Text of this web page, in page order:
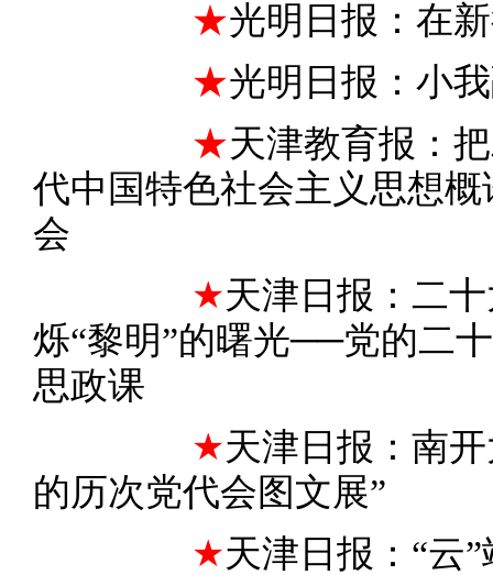
★光明日报：在
★光明日报：小
★天津教育报：
代中国特色社会主义思想概
会
★天津日报：二
烁“黎明”的曙光──党的二
思政课
★天津日报：南
的历次党代会图文展”
★天津日报：“云